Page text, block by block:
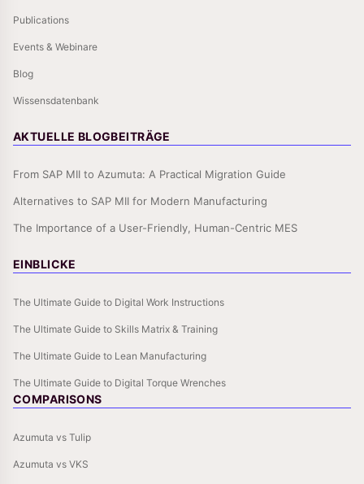
Publications
Events & Webinare
Blog
Wissensdatenbank
AKTUELLE BLOGBEITRÄGE
From SAP MII to Azumuta: A Practical Migration Guide
Alternatives to SAP MII for Modern Manufacturing
The Importance of a User-Friendly, Human-Centric MES
EINBLICKE
The Ultimate Guide to Digital Work Instructions
The Ultimate Guide to Skills Matrix & Training
The Ultimate Guide to Lean Manufacturing
The Ultimate Guide to Digital Torque Wrenches
COMPARISONS
Azumuta vs Tulip
Azumuta vs VKS